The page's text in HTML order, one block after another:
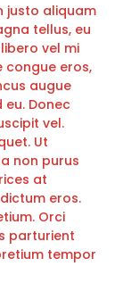
justo aliquam
tellus, eu
vel mi
congue eros,
augue
Donec
vel.
Ut
non purus
at
eros.
Orci
parturient
tempor